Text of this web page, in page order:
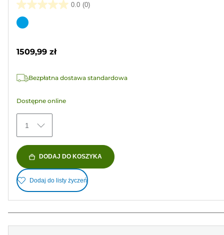
0.0 (0)
0.0
na
Wkład
1509,99 zł
Bezpłatna dostawa standardowa
Dostępne online
1
DODAJ DO KOSZYKA
Dodaj do listy życzeń